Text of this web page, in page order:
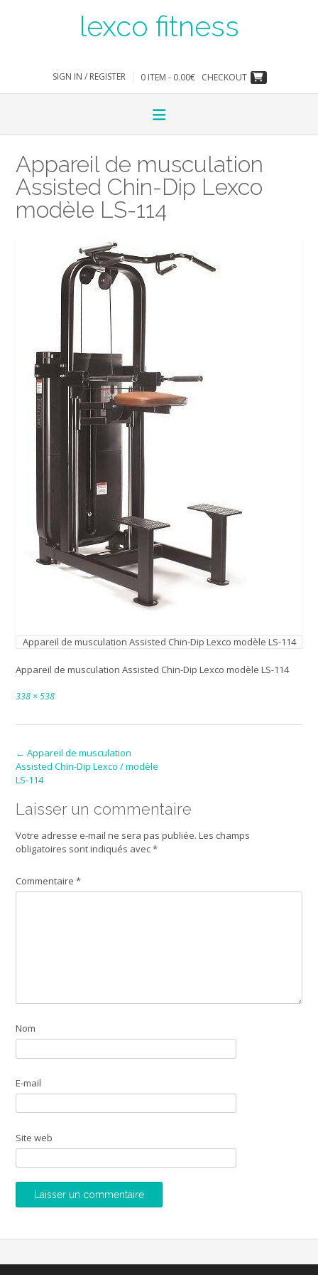
lexco fitness
SIGN IN / REGISTER 0 ITEM - 0.00€ CHECKOUT
Appareil de musculation
Assisted Chin-Dip Lexco
modèle LS-114
Appareil de musculation Assisted Chin-Dip Lexco modèle LS-114
Appareil de musculation Assisted Chin-Dip Lexco modèle LS-114
Full
338 × 538
Post
navigation
← Appareil de musculation
Assisted Chin-Dip Lexco / modèle
LS-114
Laisser un commentaire
Votre adresse e-mail ne sera pas publiée. Les champs
obligatoires sont indiqués avec*
Commentaire *
Nom
E-mail
Site web